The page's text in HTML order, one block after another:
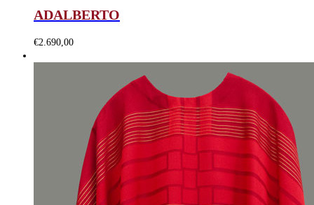
ADALBERTO
€2.690,00